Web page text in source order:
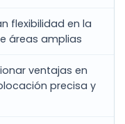
flexibilidad en la
áreas amplias
ventajas en
precisa y